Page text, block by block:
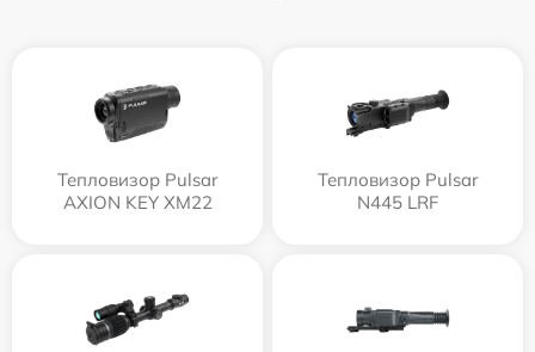
Тепловизор Pulsar
AXION KEY XM22
Тепловизор Pulsar
N445 LRF